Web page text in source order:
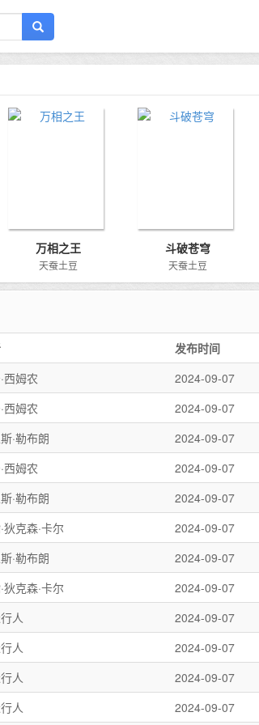
万相之王
天蚕土豆
斗破苍穹
天蚕土豆
发布时间
西姆农
2024-09-07
西姆农
2024-09-07
·勒布朗
2024-09-07
西姆农
2024-09-07
·勒布朗
2024-09-07
狄克森·卡尔
2024-09-07
·勒布朗
2024-09-07
狄克森·卡尔
2024-09-07
人
2024-09-07
人
2024-09-07
人
2024-09-07
人 2024-09-07